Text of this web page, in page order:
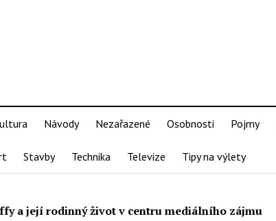
Návody Nezařazené Osobnosti Pojmy
Stavby Technika Televize Tipy na výlety
a její rodinný život v centru mediálního zájmu